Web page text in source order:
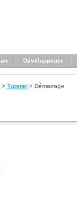
Développeurs
> Tutoriel> Démarrage